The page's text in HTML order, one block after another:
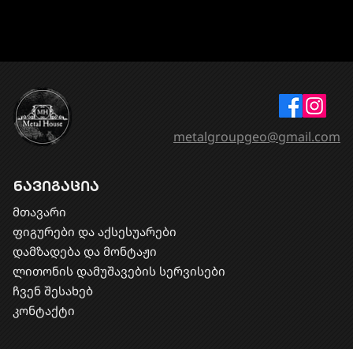
ნავიგაცია
მთავარი
ფიგურები და აქსესუარები
დამზადება და მონტაჟი
​ლითონის დამუშავების სერვისები
ჩვენ შესახებ
კონტაქტი
metalgroupgeo@gmail.com